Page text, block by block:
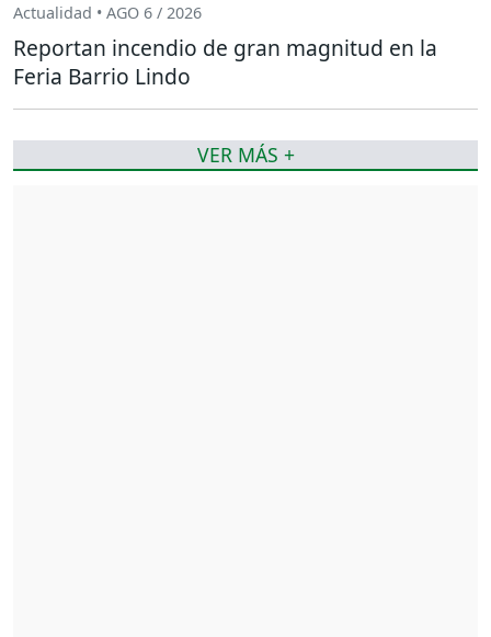
Actualidad • AGO 6 / 2026
Reportan incendio de gran magnitud en la
Feria Barrio Lindo
VER MÁS +